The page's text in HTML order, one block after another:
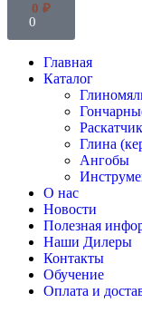
0 ₽
0
Главная
Каталог
Глина
Ангобы
О нас
Новости
Полезная
Наши Дилеры
Контакты
Обучение
Оплата и